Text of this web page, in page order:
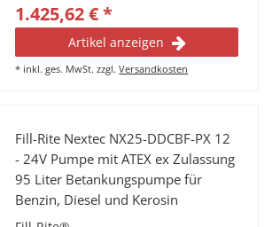
1.425,62 € *
Artikel anzeigen
* inkl. ges. MwSt. zzgl.Versandkosten
Fill-Rite Nextec NX25-DDCBF-PX 12
- 24V Pumpe mit ATEX ex Zulassung
95 Liter Betankungspumpe für
Benzin, Diesel und Kerosin